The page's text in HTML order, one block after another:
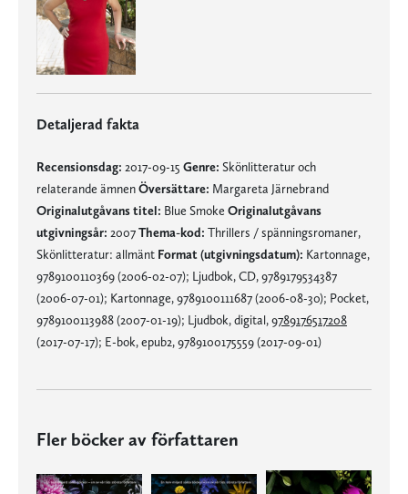
Detaljerad fakta
Recensionsdag: 2017-09-15 Genre: Skönlitteratur och
relaterande ämnenÖversättare: Margareta Järnebrand
Originalutgåvans titel: Blue Smoke Originalutgåvans
utgivningsår: 2007Thema-kod: Thrillers / spänningsromaner,
Skönlitteratur: allmänt Format (utgivningsdatum): Kartonnage,
9789100110369 (2006-02-07); Ljudbok, CD, 9789179534387
(2006-07-01); Kartonnage, 9789100111687 (2006-08-30); Pocket,
9789100113988 (2007-01-19); Ljudbok, digital,9789176517208
(2017-07-17); E-bok, epub2, 9789100175559 (2017-09-01)
Fler böcker av författaren